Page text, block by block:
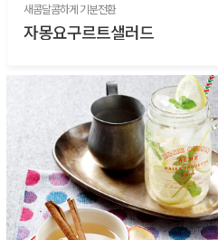
새콤달콤하게 기분전환
자몽요구르트샐러드